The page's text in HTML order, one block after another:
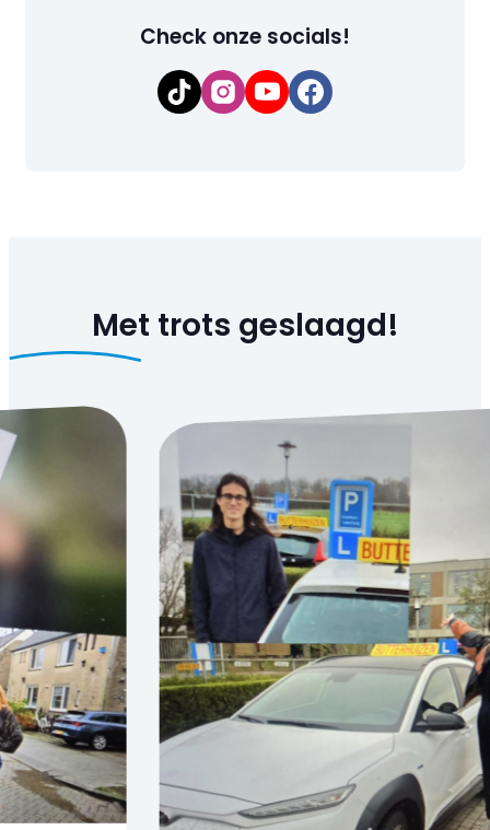
Check onze socials!
Met trots geslaagd!